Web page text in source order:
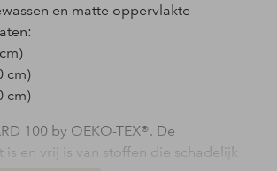
en matte oppervlakte
cm)
cm)
100 by OEKO-TEX®. De
en vrij is van stoffen die schadelijk